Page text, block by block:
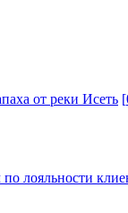
от реки Исеть [
лояльности